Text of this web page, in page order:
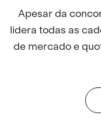
Apesar da
lidera todas as
de mercado e